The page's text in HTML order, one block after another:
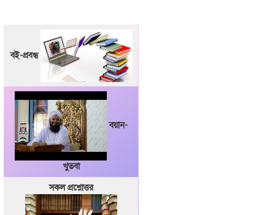
বই-প্রবন্ধ
বয়ান-
খুতবা
সকল প্রশ্নোত্তর